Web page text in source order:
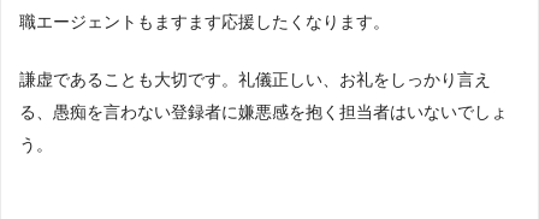
職エージェントもますます応援したくなります。
謙虚であることも大切です。礼儀正しい、お礼をしっかり言え
る、愚痴を言わない登録者に嫌悪感を抱く担当者はいないでしょ
う。